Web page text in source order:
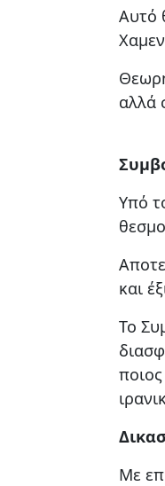
Αυτό
αλλά
Υπό
και
Το
Με